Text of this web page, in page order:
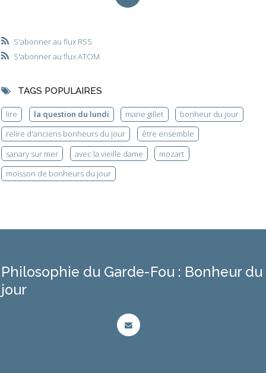
S'abonner au flux RSS
S'abonner au flux ATOM
TAGS POPULAIRES
lire la question du lundi marie gillet
bonheur du jour
relire d'anciens bonheurs du jour
être ensemble
sanary sur mer
avec la vieille dame
mozart
moisson de bonheurs du jour
Philosophie du Garde-Fou : Bonheur du
jour